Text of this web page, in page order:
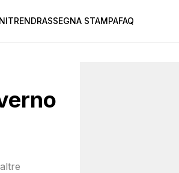
TRENDRASSEGNA STAMPAFAQ